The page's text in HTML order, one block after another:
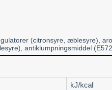
(citronsyre, æblesyre),
antiklumpningsmiddel
kJ/kcal